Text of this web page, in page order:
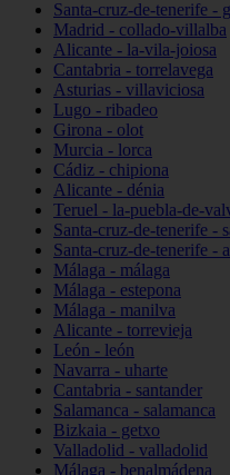
Santa-cruz-de-tenerife -
Madrid - collado-villalba
Alicante - la-vila-joiosa
Cantabria - torrelavega
Asturias - villaviciosa
Lugo - ribadeo
Girona - olot
Murcia - lorca
Cádiz - chipiona
Alicante - dénia
Teruel - la-puebla-de-
Santa-cruz-de-tenerife -
Santa-cruz-de-tenerife -
Málaga - málaga
Málaga - estepona
Málaga - manilva
Alicante - torrevieja
León - león
Navarra - uharte
Cantabria - santander
Salamanca - salamanca
Bizkaia - getxo
Valladolid - valladolid
Málaga - benalmádena